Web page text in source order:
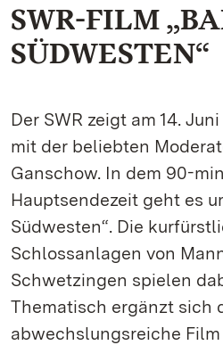
SWR-FILM
SÜDWESTEN“
Der SWR zeigt am 14.
mit der beliebten
Ganschow. In dem 90-
Hauptsendezeit geht es
Südwesten“. Die
Schlossanlagen von
Schwetzingen spielen
Thematisch ergänzt sich
abwechslungsreiche